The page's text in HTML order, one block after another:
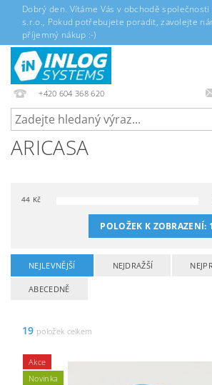
Dobrý den. Vítáme Vás v obchodě společnosti
s.r.o., Pokud potřebujete poradit, zavolejte
příjemný nákup :-)
+420 604 368 620
ARICASA
44 Kč
POLOŽEK K ZOBRAZENÍ:
NEJLEVNĚJŠÍ NEJDRAŽŠÍ
ABECEDNĚ
19 položek celkem
Akce
Novinka